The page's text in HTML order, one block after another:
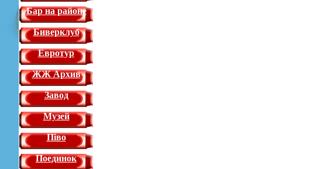
Бар на районе
Биверклуб
Евротур
ЖЖ Архив
Завод
Музей
Піво
Поединок